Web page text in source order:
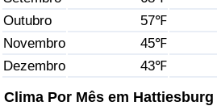
Outubro
57℉
Novembro
45℉
Dezembro
43℉
Clima Por Mês em Hattiesburg
Saúde
Indicador de Saúde (Atual)